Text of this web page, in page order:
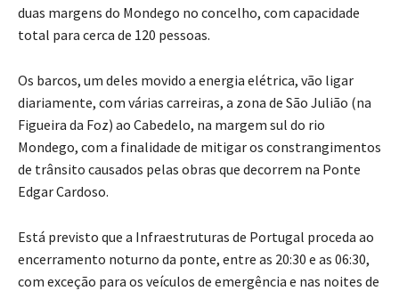
duas margens do Mondego no concelho, com capacidade
total para cerca de 120 pessoas.
Os barcos, um deles movido a energia elétrica, vão ligar
diariamente, com várias carreiras, a zona de São Julião (na
Figueira da Foz) ao Cabedelo, na margem sul do rio
Mondego, com a finalidade de mitigar os constrangimentos
de trânsito causados pelas obras que decorrem na Ponte
Edgar Cardoso.
Está previsto que a Infraestruturas de Portugal proceda ao
encerramento noturno da ponte, entre as 20:30 e as 06:30,
com exceção para os veículos de emergência e nas noites de